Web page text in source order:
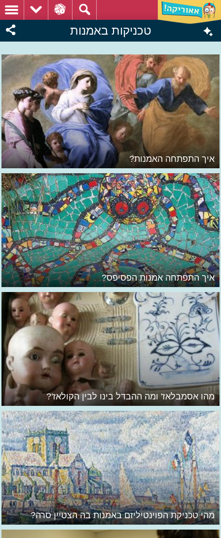
טכניקות באמנות
איך התפתחה האמנות?
איך התפתחה אמנות הפסיפס?
מהו אסמבלאז' ומה ההבדל בינו לבין הקולאז'?
מהי טכניקת הפוינטיליזם באמנות בה הצטיין סרה?